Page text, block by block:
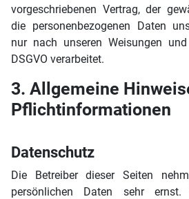
vorgeschriebenen Vertrag, der
die personenbezogenen Daten
nur nach unseren Weisungen
DSGVO verarbeitet.
3. Allgemeine
Pflichtinformationen
Datenschutz
Die Betreiber dieser Seiten
persönlichen Daten sehr